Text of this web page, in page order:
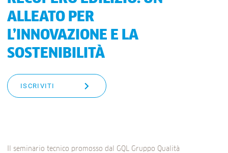
ALLEATO PER
L’INNOVAZIONE E LA
SOSTENIBILITÀ
ISCRIVITI
Il seminario tecnico promosso dal GQL Gruppo Qualità